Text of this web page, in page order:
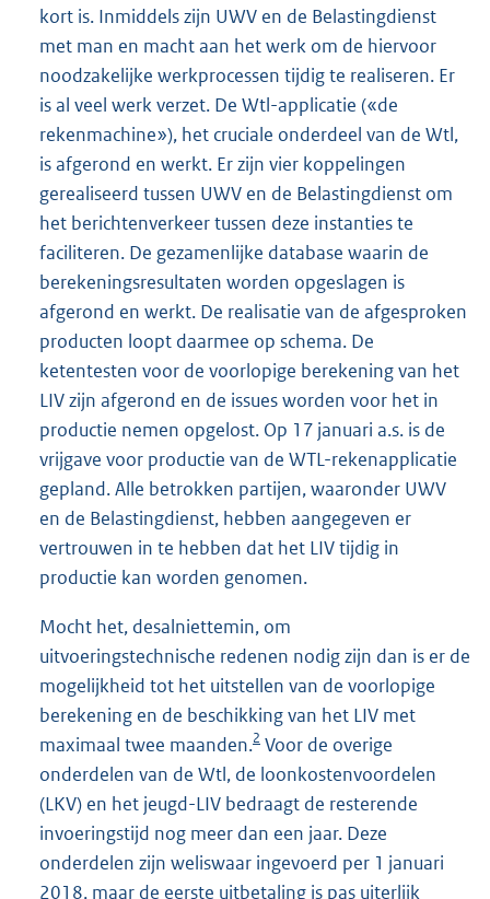
kort is. Inmiddels zijn UWV en de Belastingdienst
met man en macht aan het werk om de hiervoor
noodzakelijke werkprocessen tijdig te realiseren. Er
is al veel werk verzet. De Wtl-applicatie («de
rekenmachine»), het cruciale onderdeel van de Wtl,
is afgerond en werkt. Er zijn vier koppelingen
gerealiseerd tussen UWV en de Belastingdienst om
het berichtenverkeer tussen deze instanties te
faciliteren. De gezamenlijke database waarin de
berekeningsresultaten worden opgeslagen is
afgerond en werkt. De realisatie van de afgesproken
producten loopt daarmee op schema. De
ketentesten voor de voorlopige berekening van het
LIV zijn afgerond en de issues worden voor het in
productie nemen opgelost. Op 17 januari a.s. is de
vrijgave voor productie van de WTL-rekenapplicatie
gepland. Alle betrokken partijen, waaronder UWV
en de Belastingdienst, hebben aangegeven er
vertrouwen in te hebben dat het LIV tijdig in
productie kan worden genomen.
Mocht het, desalniettemin, om
uitvoeringstechnische redenen nodig zijn dan is er de
mogelijkheid tot het uitstellen van de voorlopige
berekening en de beschikking van het LIV met
maximaal twee maanden.2 Voor de overige
onderdelen van de Wtl, de loonkostenvoordelen
(LKV) en het jeugd-LIV bedraagt de resterende
invoeringstijd nog meer dan een jaar. Deze
onderdelen zijn weliswaar ingevoerd per 1 januari
2018, maar de eerste uitbetaling is pas uiterlijk